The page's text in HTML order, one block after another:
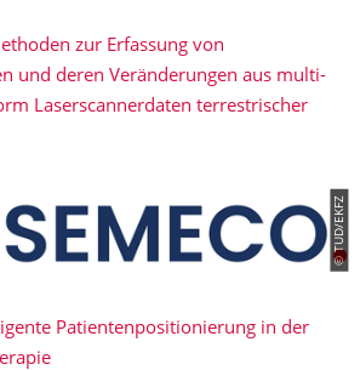
zur Erfassung von
und deren Veränderungen aus multi-
Laserscannerdaten terrestrischer
© TUD/EKFZ
Patientenpositionierung in der